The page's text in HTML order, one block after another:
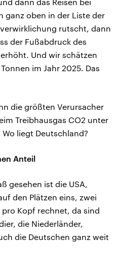
dann das Reisen bei
ganz oben in der Liste der
rutscht, dann
der Fußabdruck des
Und wir schätzen
im Jahr 2025. Das
die größten Verursacher
Treibhausgas CO2 unter
liegt Deutschland?
Anteil
gesehen ist die USA,
den Plätzen eins, zwei
Kopf rechnet, da sind
die Niederländer,
die Deutschen ganz weit